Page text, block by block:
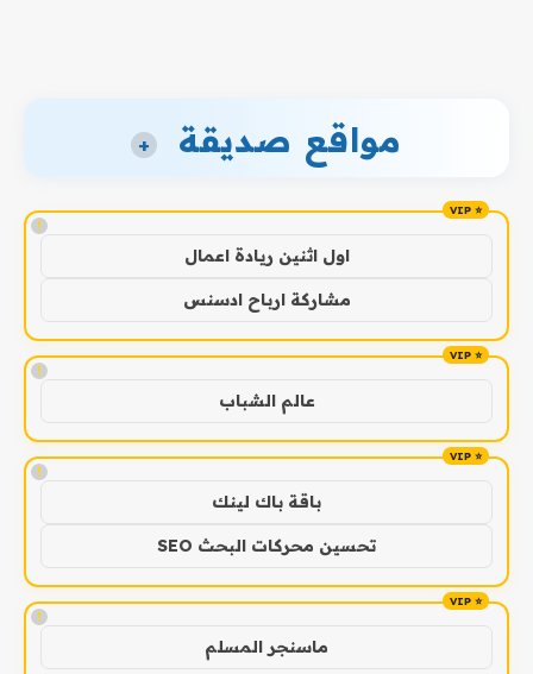
مواقع صديقة +
!
اول اثنين ريادة اعمال
مشاركة ارباح ادسنس
!
عالم الشباب
!
باقة باك لينك
تحسين محركات البحث SEO
!
ماسنجر المسلم